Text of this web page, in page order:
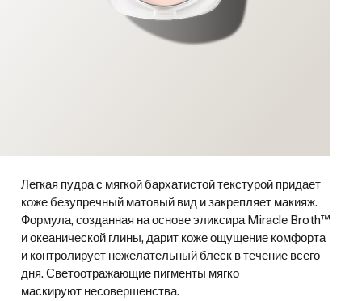
Легкая пудра с мягкой бархатистой текстурой придает
коже безупречный матовый вид и закрепляет макияж.
Формула, созданная на основе эликсира Miracle Broth™
и океанической глины, дарит коже ощущение комфорта
и контролирует нежелательный блеск в течение всего
дня. Светоотражающие пигменты мягко
маскируют несовершенства.